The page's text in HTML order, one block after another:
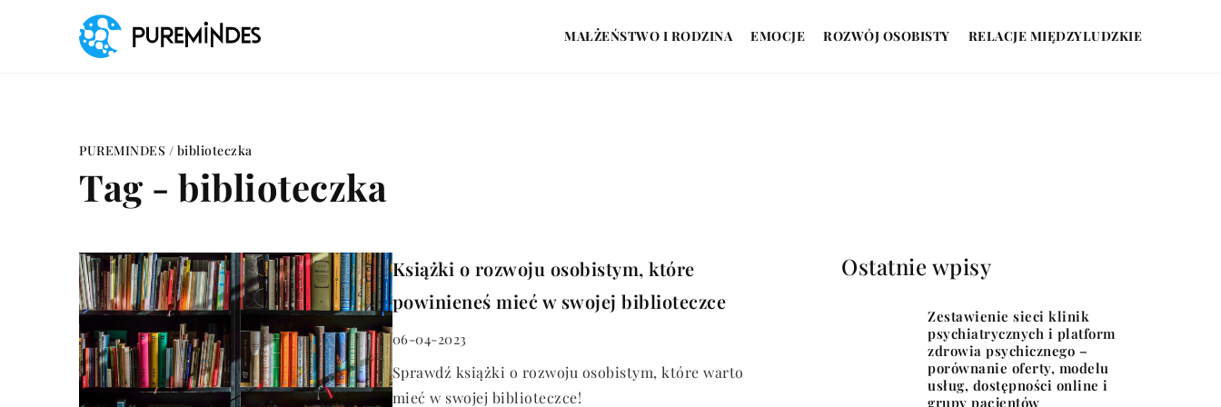
MAŁŻEŃSTWO I RODZINA EMOCJE ROZWÓJ OSOBISTY RELACJE MIĘDZYLUDZKIE
PUREMINDES / biblioteczka
Tag - biblioteczka
Książki o rozwoju osobistym, które
powinieneś mieć w swojej biblioteczce
06-04-2023
Sprawdź książki o rozwoju osobistym, które warto
mieć w swojej biblioteczce!
Ostatnie wpisy
Zestawienie sieci klinik
psychiatrycznych i platform
zdrowia psychicznego –
porównanie oferty, modelu
usług, dostępności online i
grupy pacjentów